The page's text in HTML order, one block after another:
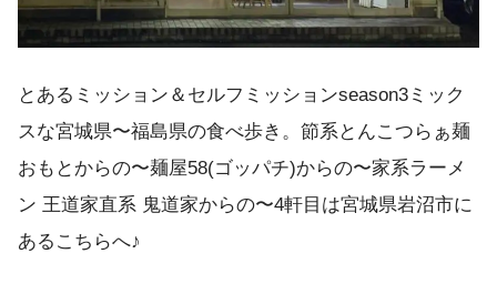
とあるミッション＆セルフミッションseason3ミック
スな宮城県〜福島県の食べ歩き。節系とんこつらぁ麺
おもとからの〜麺屋58(ゴッパチ)からの〜家系ラーメ
ン 王道家直系 鬼道家からの〜4軒目は宮城県岩沼市に
あるこちらへ♪